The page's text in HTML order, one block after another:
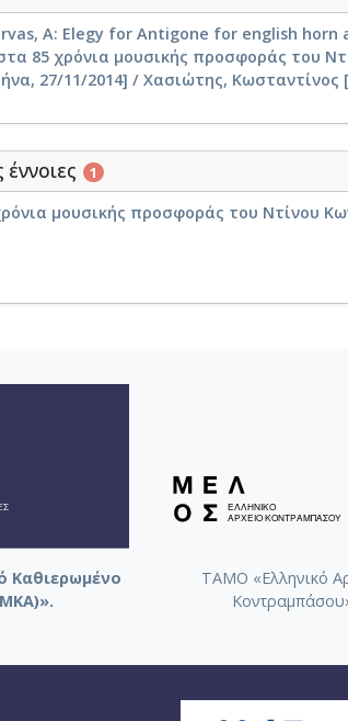
A: Elegy for Antigone for english horn
85 χρόνια μουσικής προσφοράς του
27/11/2014] / Χασιώτης, Κωσταντίνος
έννοιες 1
μουσικής προσφοράς του Ντίνου
Καθιερωμένο
ΤΑΜΟ «Ελληνικό